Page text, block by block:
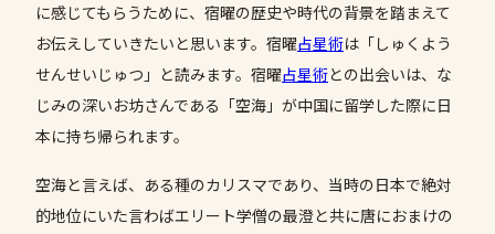
に感じてもらうために、宿曜の歴史や時代の背景を踏まえて
お伝えしていきたいと思います。宿曜占星術は「しゅくよう
せんせいじゅつ」と読みます。宿曜占星術との出会いは、な
じみの深いお坊さんである「空海」が中国に留学した際に日
本に持ち帰られます。
空海と言えば、ある種のカリスマであり、当時の日本で絶対
的地位にいた言わばエリート学僧の最澄と共に唐におまけの